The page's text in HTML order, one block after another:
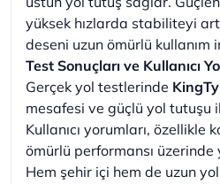
yüksek hızlarda stabiliteyi
deseni uzun ömürlü kullanım
Test Sonuçları ve Kullanıcı
Gerçek yol testlerinde
mesafesi ve güçlü yol tutuşu
Kullanıcı yorumları, özellikle
ömürlü performansı üzerinde
Hem şehir içi hem de uzun